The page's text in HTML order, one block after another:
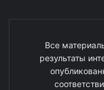
Все
результаты